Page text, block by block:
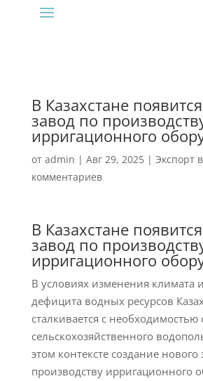
В Казахстане
завод по
ирригационного
от admin | Авг 29, 2025| Экспорт
комментариев
В Казахстане
завод по
ирригационного
В условиях изменения климата
дефицита водных ресурсов
сталкивается с
сельскохозяйственного
этом контексте создание нового
производству ирригационного